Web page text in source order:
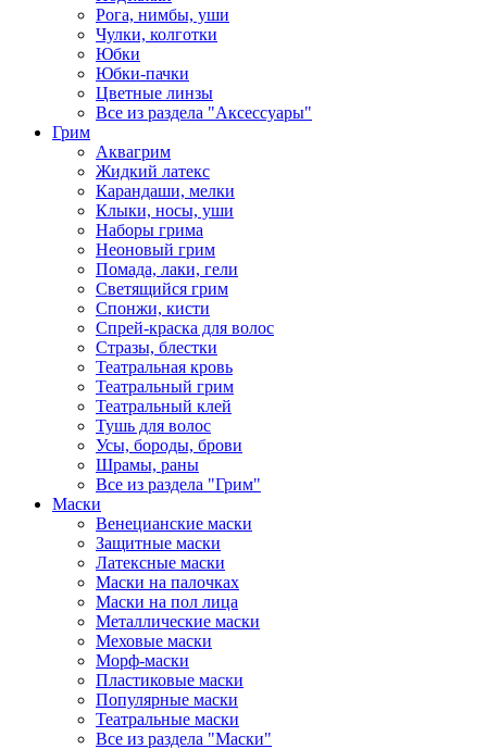
Рога, нимбы, уши
Чулки, колготки
Юбки
Юбки-пачки
Цветные линзы
Все из раздела "Аксессуары"
Грим
Аквагрим
Жидкий латекс
Карандаши, мелки
Клыки, носы, уши
Наборы грима
Неоновый грим
Помада, лаки, гели
Светящийся грим
Спонжи, кисти
Спрей-краска для волос
Стразы, блестки
Театральная кровь
Театральный грим
Театральный клей
Тушь для волос
Усы, бороды, брови
Шрамы, раны
Все из раздела "Грим"
Маски
Венецианские маски
Защитные маски
Латексные маски
Маски на палочках
Маски на пол лица
Металлические маски
Меховые маски
Морф-маски
Пластиковые маски
Популярные маски
Театральные маски
Все из раздела "Маски"